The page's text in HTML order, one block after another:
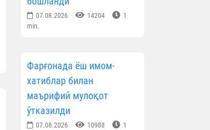
07.08.2026 14204
1
min.
Фарғонада ёш имом-
хатиблар билан
маърифий мулоқот
ўтказилди
07.08.2026 10988
1